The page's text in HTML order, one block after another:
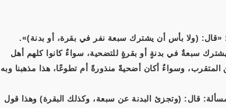
«(فرعٌ): يجوز أن يشترك سبعةٌ في بدنةٍ أو بقرةٍ للتضحية، سواءٌ كانوا كلهم أهل
وسواءٌ أكان أضحيةً منذورةً أم تطوعًا، هذا مذهبنا وبه
من كتب الحنابلة (9/437-438): «مسألة: قال: (وتجزئ البدنة عن سبعة، وكذلك البقرة) وهذا قول